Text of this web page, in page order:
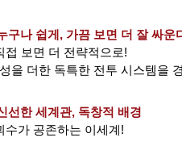
구나 쉽게, 가끔 보면 더 잘 싸운
접 보면 더 전략적으로!
을 더한 독특한 전투 시스템을
선한 세계관, 독창적 배경
수가 공존하는 이세계!